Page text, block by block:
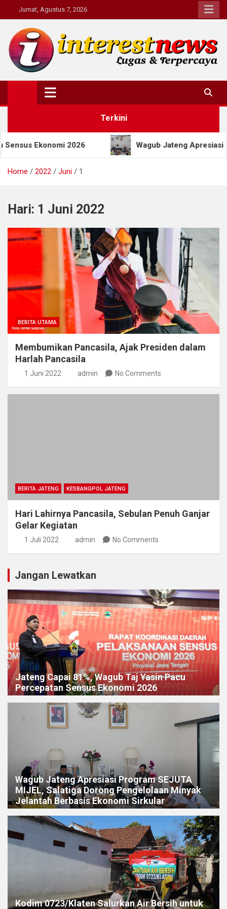
to
content
Jumat, Agustus 7, 2026
Interestnews.or.id
Terkini
Ekonomi 2026 Wagub Jateng Apresiasi
Home 2022 Juni 1
Hari: 1 Juni 2022
BERITA UTAMA
Membumikan Pancasila, Ajak Presiden dalam
Harlah Pancasila
1 Juni 2022 admin No Comments
BERITA JATENG KESBANGPOL JATENG
Hari Lahirnya Pancasila, Sebulan Penuh Ganjar
Gelar Kegiatan
1 Juli 2022 admin No Comments
Jangan Lewatkan
Jateng Capai 81%, Wagub Taj Yasin Pacu
Percepatan Sensus Ekonomi 2026
Wagub Jateng Apresiasi Program SEJUTA
MIJEL, Salatiga Dorong Pengelolaan Minyak
Jelantah Berbasis Ekonomi Sirkular
Kodim 0723/Klaten Salurkan Air Bersih untuk